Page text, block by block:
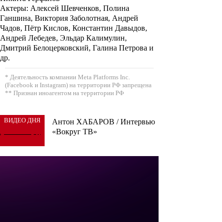
Актеры: Алексей Шевченков, Полина
Ганшина, Виктория Заболотная, Андрей
Чадов, Пётр Кислов, Константин Давыдов,
Андрей Лебедев, Эльдар Калимулин,
Дмитрий Белоцерковский, Галина Петрова и
др.
* Деятельность компании Meta Platforms Inc.
(Facebook и Instagram) на территории РФ запрещена
** Признан иноагентом на территории РФ
ВИДЕО ДНЯ
Антон ХАБАРОВ / Интервью
«Вокруг ТВ»